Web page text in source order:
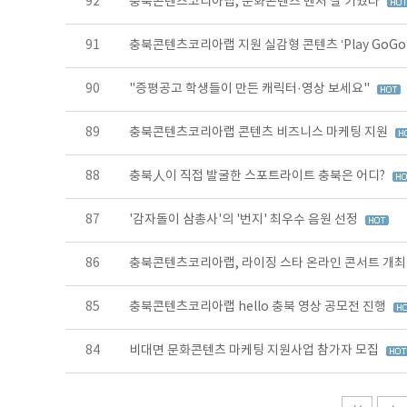
91 충북콘텐츠코리아랩 지원 실감형 콘텐츠 ‘Play
90 "증평공고 학생들이 만든 캐릭터·영상 보세요"
89 충북콘텐츠코리아랩 콘텐츠 비즈니스 마케팅 지원
88 충북人이 직접 발굴한 스포트라이트 충북은 어디?
87 '감자돌이 삼총사'의 '번지' 최우수 음원 선정
86 충북콘텐츠코리아랩, 라이징 스타 온라인 콘서트 개
85 충북콘텐츠코리아랩 hello 충북 영상 공모전 진행
84 비대면 문화콘텐츠 마케팅 지원사업 참가자 모집